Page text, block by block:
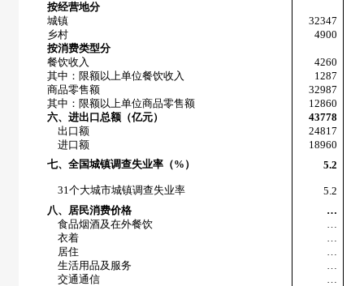
按经营地分
城镇
32347
乡村
4900
按消费类型分
餐饮收入
4260
其中：限额以上单位餐饮收入
1287
商品零售额
32987
其中：限额以上单位商品零售额
12860
六、进出口总额（亿元）
43778
出口额
24817
进口额
18960
七、全国城镇调查失业率（% ） 5.2
31个大城市城镇调查失业率
5.2
八、居民消费价格
…
食品烟酒及在外餐饮
…
衣着
…
居住
…
生活用品及服务
…
交通通信
…